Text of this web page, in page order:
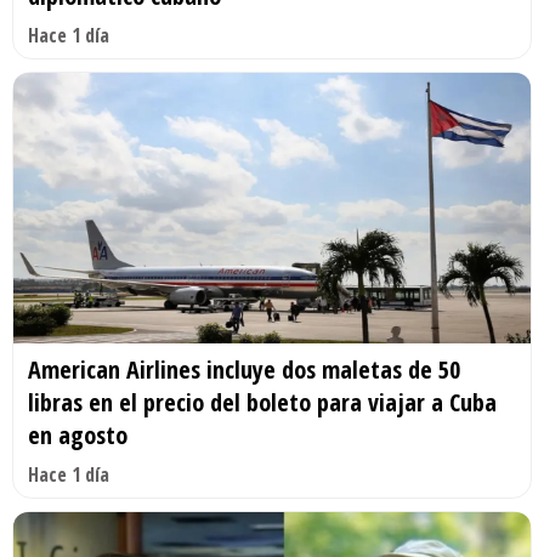
Hace 1 día
American Airlines incluye dos maletas de 50
libras en el precio del boleto para viajar a Cuba
en agosto
Hace 1 día